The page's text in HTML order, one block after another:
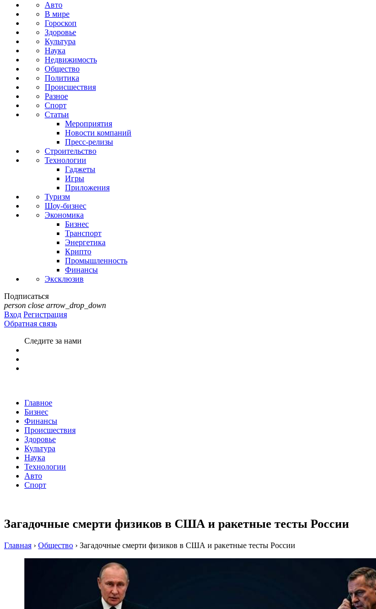
Авто
В мире
Гороскоп
Здоровье
Культура
Наука
Недвижимость
Общество
Политика
Происшествия
Разное
Спорт
Статьи
Мероприятия
Новости компаний
Пресс-релизы
Строительство
Технологии
Гаджеты
Игры
Приложения
Туризм
Шоу-бизнес
Экономика
Бизнес
Транспорт
Энергетика
Крипто
Промышленность
Финансы
Эксклюзив
Подписаться
person close arrow_drop_down
Вход Регистрация
Обратная связь
Следите за нами
Главное
Бизнес
Финансы
Происшествия
Здоровье
Культура
Наука
Технологии
Авто
Спорт
Загадочные смерти физиков в США и ракетные тесты России
Главная › Общество › Загадочные смерти физиков в США и ракетные тесты России